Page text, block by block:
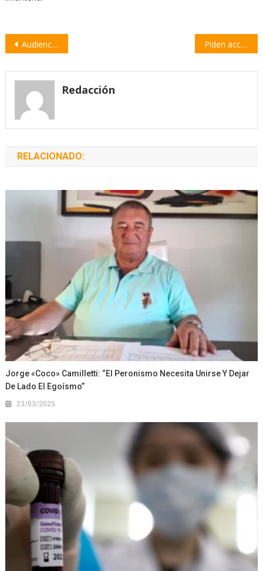
Navegación
entradas
Audiencia Pública por el aumento de tarifas de la Empresa Provincial de la Energía Piden acciones urgentes para el cuidado y la renovación del arbolado público
Redacción
RELACIONADO:
Jorge «Coco» Camilletti: “El Peronismo Necesita Unirse Y Dejar
De Lado El Egoísmo”
23/03/2025